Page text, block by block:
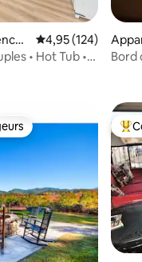
commentaires : 4,94
⋅
Évaluation
4,95 (124)
• Hot Tub •
⋅
Bord
les plus appréciés